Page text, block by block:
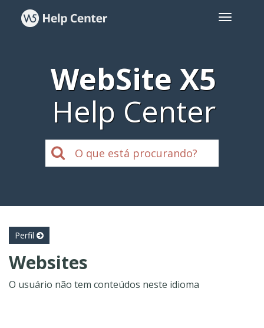
WebSite X5
Help Center
Perfil
Websites
O usuário não tem conteúdos neste idioma